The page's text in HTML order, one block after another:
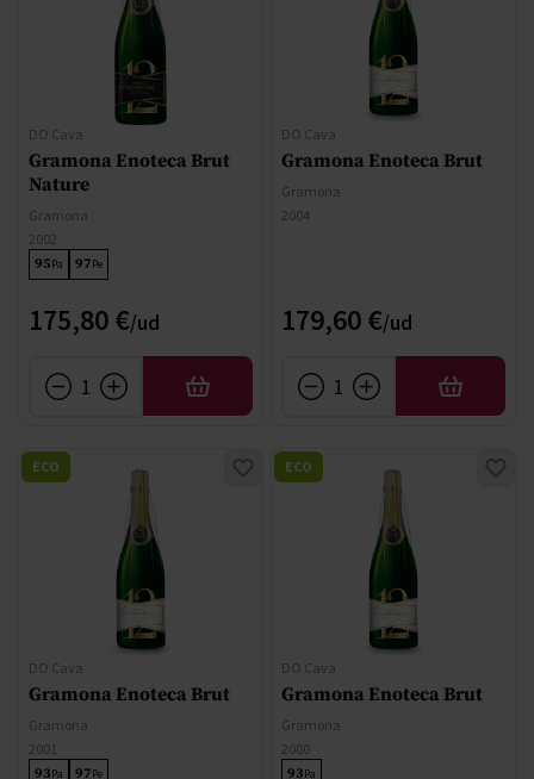
DO Cava
Gramona Enoteca Brut
Nature
Gramona
2002
95Pa 97Pe
175,80 €
AÑADIR
DO Cava
Gramona Enoteca Brut
Gramona
2004
179,60 €
AÑADIR
DO Cava
Gramona Enoteca Brut
Gramona
2001
93Pa 97Pe
ECO
DO Cava
Gramona Enoteca Brut
Gramona
2000
93Pa
ECO